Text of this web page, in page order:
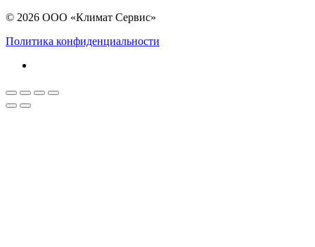
© 2026 ООО «Климат Сервис»
Политика конфиденциальности